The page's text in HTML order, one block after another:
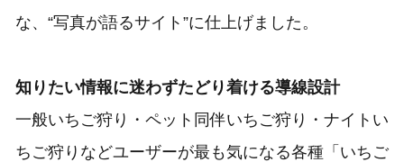
な、“写真が語るサイト”に仕上げました。
知りたい情報に迷わずたどり着ける導線設計
一般いちご狩り・ペット同伴いちご狩り・ナイトい
ちご狩りなどユーザーが最も気になる各種「いちご